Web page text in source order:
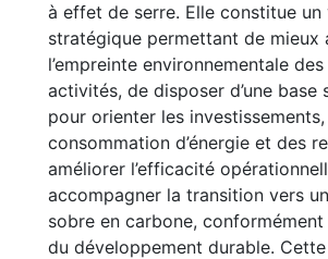
à effet de serre. Elle constitue
stratégique permettant de mieux
l’empreinte environnementale
activités, de disposer d’une base
pour orienter les
consommation d’énergie et des
améliorer l’efficacité
accompagner la transition vers
sobre en carbone,
du développement durable.